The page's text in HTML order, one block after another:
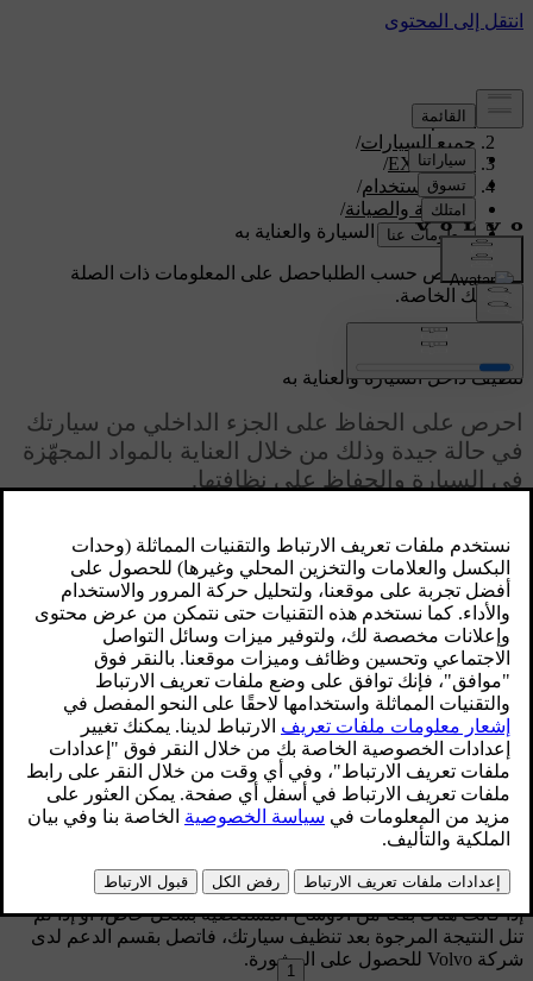
الدعم/
جميع السيارات/
EX90 2026
/
دليل الاستخدام/
العناية والصيانة/
تنظيف داخل السيارة والعناية به
دعم مخصص حسب الطلباحصل على المعلومات ذات الصلة
بسيارتك الخاصة.
تسجيل الدخول
تنظيف داخل السيارة والعناية به
احرص على الحفاظ على الجزء الداخلي من سيارتك
في حالة جيدة وذلك من خلال العناية بالمواد المجهّزة
في السيارة والحفاظ على نظافتها.
1
إنّ استخدامك لمناطق التخزين في مقصورة الركاب وحاملات
الأكواب يتيح لك الحفاظ على المظهر اللائق لسيارتك. واحرص دائمًا
على التخلص من البقع والأوساخ بمجرد اكتشافك لها وذلك لكي
إذا كانت هناك بقعًا من الأوساخ المستعصية بشكل خاص، أو إذا لم
تنل النتيجة المرجوة بعد تنظيف سيارتك، فاتصل بقسم الدعم لدى
شركة Volvo للحصول على المشورة.